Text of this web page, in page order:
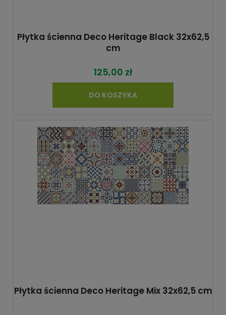
Płytka ścienna Deco Heritage Black 32x62,5
cm
125,00 zł
DO KOSZYKA
Płytka ścienna Deco Heritage Mix 32x62,5 cm